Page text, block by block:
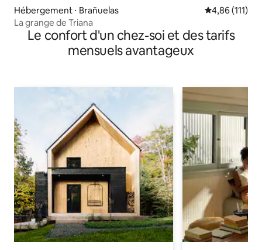
Hébergement ⋅ Brañuelas Évaluation
4,86 (111)
La grange de Triana
Le confort d'un chez-soi et des tarifs
mensuels avantageux